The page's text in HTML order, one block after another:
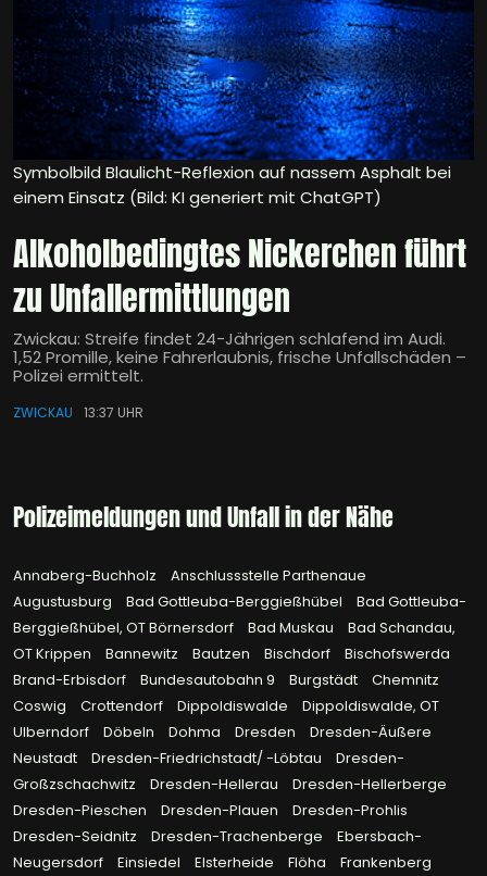
Symbolbild Blaulicht-Reflexion auf nassem Asphalt bei
einem Einsatz (Bild: KI generiert mit ChatGPT)
Alkoholbedingtes Nickerchen führt
zu Unfallermittlungen
Zwickau: Streife findet 24-Jährigen schlafend im Audi.
1,52 Promille, keine Fahrerlaubnis, frische Unfallschäden –
Polizei ermittelt.
ZWICKAU 13:37 UHR
Polizeimeldungen und Unfall in der Nähe
Annaberg-Buchholz
Anschlussstelle Parthenaue
Augustusburg
Bad Gottleuba-Berggießhübel
Bad Gottleuba-
Berggießhübel, OT Börnersdorf
Bad Muskau
Bad Schandau,
OT Krippen
Bannewitz Bautzen Bischdorf
Bischofswerda
Brand-Erbisdorf
Bundesautobahn 9 Burgstädt
Chemnitz
Coswig
Crottendorf Dippoldiswalde
Dippoldiswalde, OT
Ulberndorf
Döbeln Dohma Dresden
Dresden-Äußere
Neustadt
Dresden-Friedrichstadt/ -Löbtau
Dresden-
Großzschachwitz
Dresden-Hellerau
Dresden-Hellerberge
Dresden-Pieschen
Dresden-Plauen
Dresden-Prohlis
Dresden-Seidnitz
Dresden-Trachenberge
Ebersbach-
Neugersdorf
Einsiedel Elsterheide Flöha
Frankenberg